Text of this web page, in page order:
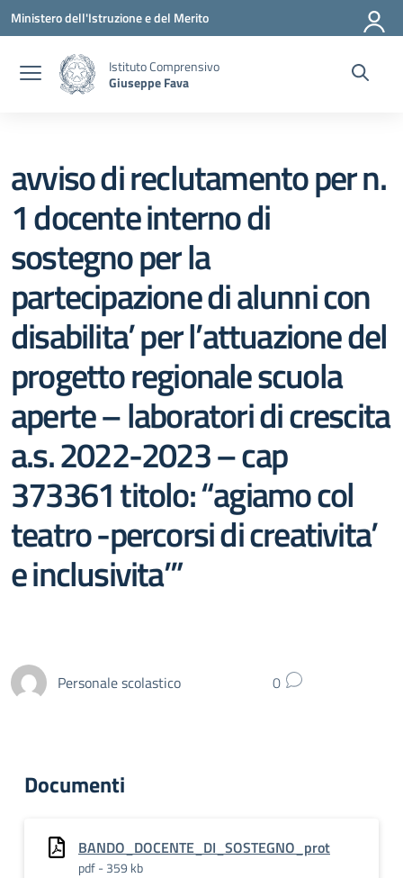
Vai ai contenuti
Vai al menu di navigazione
Vai al footer
Ministero dell'Istruzione e del Merito
Istituto Comprensivo
Giuseppe Fava
avviso di reclutamento per n.
1 docente interno di
sostegno per la
partecipazione di alunni con
disabilita’ per l’attuazione del
progetto regionale scuola
aperte – laboratori di crescita
a.s. 2022-2023 – cap
373361 titolo: “agiamo col
teatro -percorsi di creativita’
e inclusivita’”
Personale scolastico 0
Documenti
BANDO_DOCENTE_DI_SOSTEGNO_prot
pdf - 359 kb